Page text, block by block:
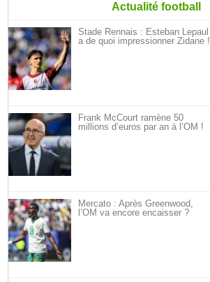
Actualité football
Stade Rennais : Esteban Lepaul
a de quoi impressionner Zidane !
Frank McCourt ramène 50
millions d’euros par an à l’OM !
Mercato : Après Greenwood,
l’OM va encore encaisser ?